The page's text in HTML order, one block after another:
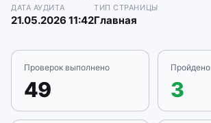
ДАТА АУДИТА
21.05.2026 11:42
ТИП СТРАНИЦЫ
Главная
Проверок выполнено
49
Пройдено
3